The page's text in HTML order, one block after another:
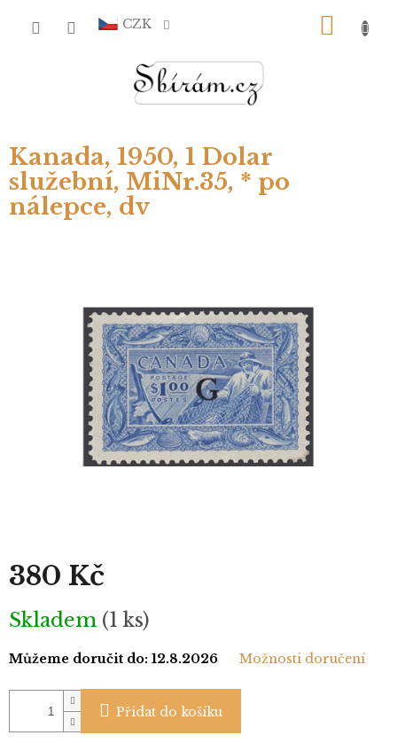
CZK
Kanada, 1950, 1 Dolar
služební, MiNr.35, * po
nálepce, dv
380 Kč
Měrná
cena:
Skladem (1 ks)
Můžeme doručit do: 12.8.2026 Možnosti doručení
Přidat do košíku